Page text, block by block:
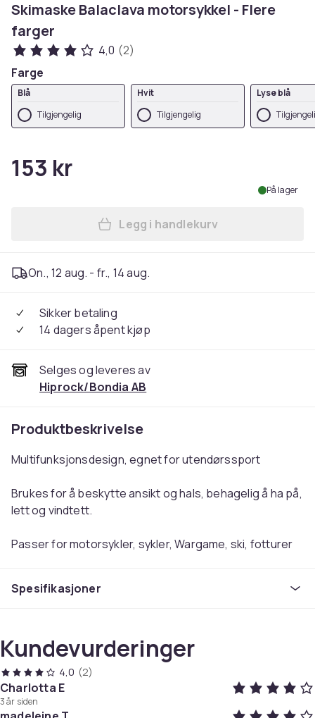
Skimaske Balaclava motorsykkel - Flere
farger
4,0 (2)
Farge
Blå
Tilgjengelig
Hvit
Tilgjengelig
Lyse blå
153 kr
På lager
Legg Skimaske Balaclava
Legg i handlekurv
On., 12 aug. - fr., 14 aug.
Sikker betaling
14 dagers åpent kjøp
Selges og leveres av
Hiprock/Bondia AB
Produktbeskrivelse
Multifunksjonsdesign, egnet for utendørssport
Brukes for å beskytte ansikt og hals, behagelig å ha på,
lett og vindtett.
Passer for motorsykler, sykler, Wargame, ski, fotturer
Materiale: polyesterstoff
Størrelse: en størrelse passer de fleste
Farge
Svart
Spesifikasjoner
Kundevurderinger
4,0 (2)
Charlotta E
3 år siden